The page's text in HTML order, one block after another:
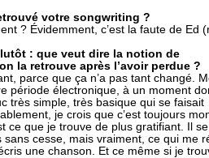
votre songwriting ?
? Évidemment, c’est la faute de Ed
: que veut dire la notion de
la retrouve après l’avoir perdue ?
parce que ça n’a pas tant changé.
période électronique, à un moment
très simple, très basique qui se faisait
je crois que c’est toujours
ce que je trouve de plus gratifiant. Il
sans cesse, mais vraiment, ce qui me
une chanson. Et ce même si je